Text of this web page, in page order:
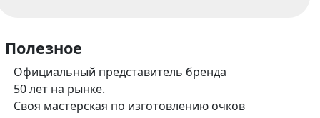
Полезное
Официальный представитель бренда
50 лет на рынке.
Своя мастерская по изготовлению очков